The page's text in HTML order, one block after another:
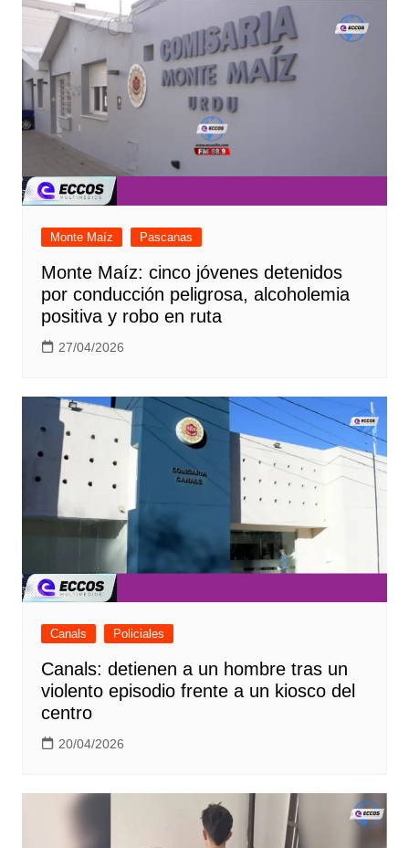
Monte Maíz Pascanas
Monte Maíz: cinco jóvenes detenidos
por conducción peligrosa, alcoholemia
positiva y robo en ruta
27/04/2026
Canals Policiales
Canals: detienen a un hombre tras un
violento episodio frente a un kiosco del
centro
20/04/2026